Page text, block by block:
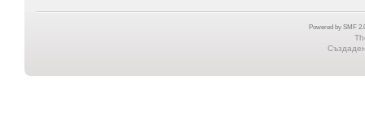
Powered by SMF